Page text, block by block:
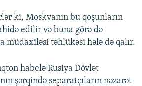
TELEFONUNUZDA
ki, Moskvanın bu qoşunların
edilir və buna görə də
müdaxiləsi təhlükəsi hələ də qalır.
habelə Rusiya Dövlət
şərqində separatçıların nəzarət